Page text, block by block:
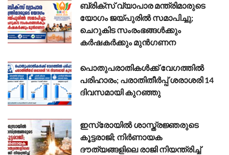
ബ്രിക്സ് വ്യാപാര മന്ത്രിമാരുടെ
യോഗം ജയ്പുരിൽ സമാപിച്ചു;
ചെറുകിട സംരംഭങ്ങൾക്കും
കർഷകർക്കും മുൻഗണന
പൊതുപരാതികൾക്ക് വേഗത്തിൽ
പരിഹാരം; പരാതിതീർപ്പ് ശരാശരി 14
ദിവസമായി കുറഞ്ഞു
ഇസ്രോയിൽ ശാസ്ത്രജ്ഞരുടെ
കൂട്ടരാജി; നിർണായക
ദൗത്യങ്ങളിലെ രാജി നിയന്ത്രിച്ച്